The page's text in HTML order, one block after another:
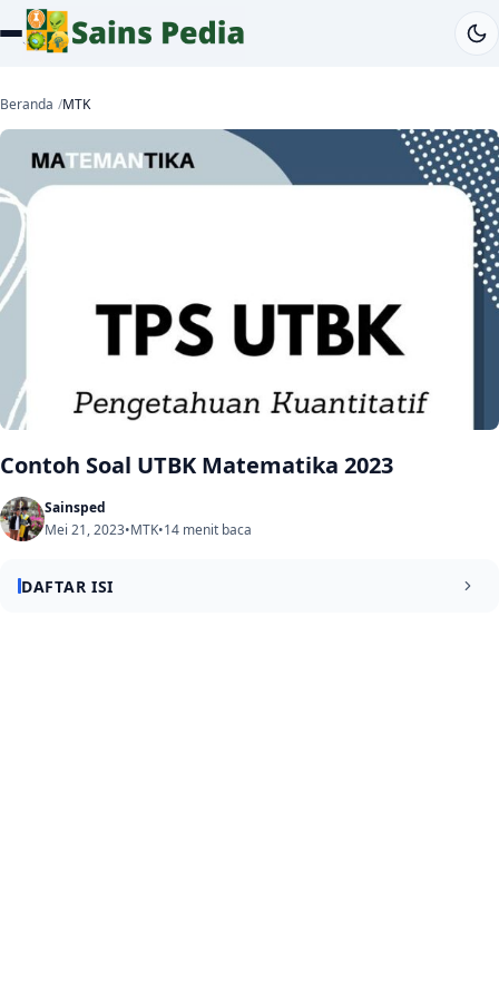
Beranda MTK
Contoh Soal UTBK Matematika 2023
Sainsped
Mei 21, 2023•MTK•14 menit baca
DAFTAR ISI